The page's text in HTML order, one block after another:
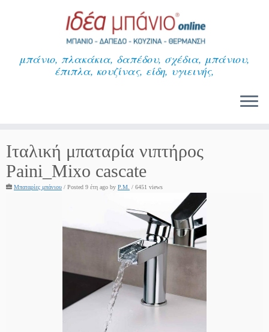
μπάνιο, πλακάκια, δαπέδου, σχέδια, μπάνιου,
έπιπλα, κουζίνας, είδη, υγιεινής,
Ιταλική μπαταρία νιπτήρος
Paini_Mixo cascate
Μπαταρίες μπάνιου / Posted 9 έτη ago by P.M. / 6451 views